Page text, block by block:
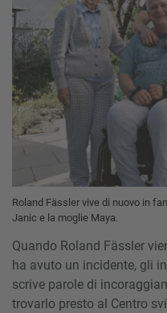
Roland Fässler vive di nuovo in
Janic e la moglie Maya.
Quando Roland Fässler
ha avuto un incidente, gli
scrive parole di
trovarlo presto al Centro